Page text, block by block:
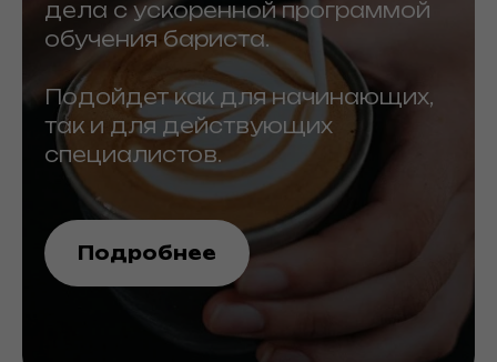
дела с ускоренной программой
обучения бариста.
Подойдет как для начинающих,
так и для действующих
специалистов.
Подробнее